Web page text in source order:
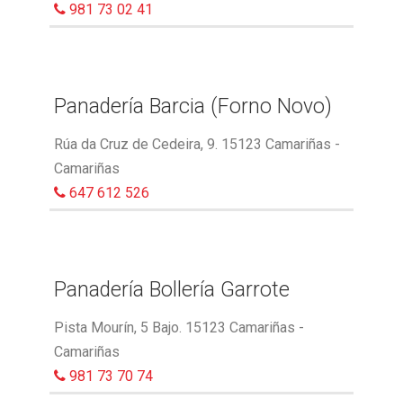
981 73 02 41
Panadería Barcia (Forno Novo)
Rúa da Cruz de Cedeira, 9. 15123 Camariñas -
Camariñas
647 612 526
Panadería Bollería Garrote
Pista Mourín, 5 Bajo. 15123 Camariñas -
Camariñas
981 73 70 74